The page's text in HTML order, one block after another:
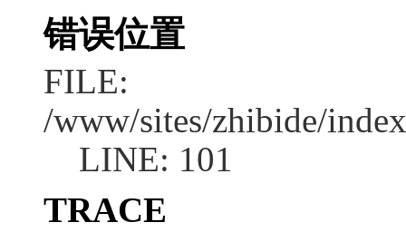
错误位置
FILE:
/www/sites/zhibide/
LINE: 101
TRACE